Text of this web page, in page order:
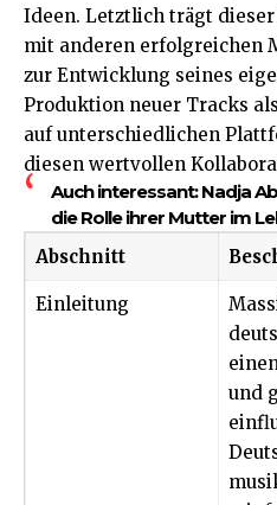
Ideen. Letztlich trägt
mit anderen erfolgreichen
zur Entwicklung seines
Produktion neuer Tracks
auf unterschiedlichen
diesen wertvollen
Auch interessant:Nadja
die Rolle ihrer Mutter im
Abschnitt
Einleitung
und